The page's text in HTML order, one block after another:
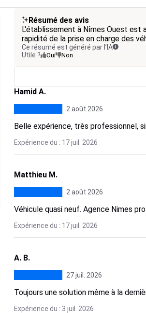
Résumé des avis
L'établissement à Nîmes Ouest est
rapidité de la prise en charge des
Ce résumé est généré par l’IA
Utile ?
Oui Non
Hamid A.
2 août 2026
Belle expérience, très professionnel,
Expérience du : 17 juil. 2026
Matthieu M.
2 août 2026
Véhicule quasi neuf. Agence Nimes
Expérience du : 17 juil. 2026
A. B.
27 juil. 2026
Toujours une solution même à la
Expérience du : 3 juil. 2026